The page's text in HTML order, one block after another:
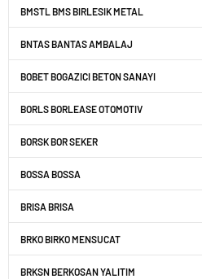
BMSTL BMS BIRLESIK METAL
BNTAS BANTAS AMBALAJ
BOBET BOGAZICI BETON SANAYI
BORLS BORLEASE OTOMOTIV
BORSK BOR SEKER
BOSSA BOSSA
BRISA BRISA
BRKO BIRKO MENSUCAT
BRKSN BERKOSAN YALITIM